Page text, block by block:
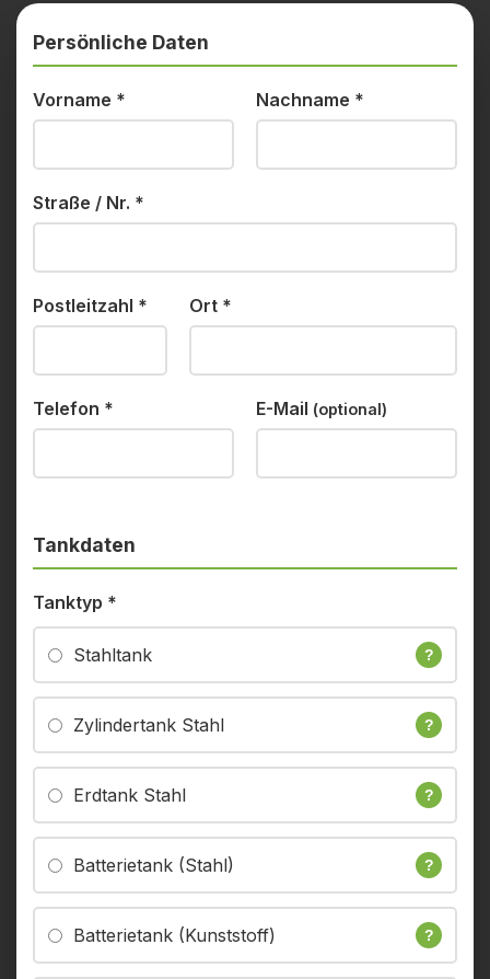
Persönliche Daten
Vorname * Nachname *
Straße / Nr. *
Postleitzahl * Ort *
Telefon * E-Mail (optional)
Tankdaten
Tanktyp *
Stahltank ?
Zylindertank Stahl ?
Erdtank Stahl ?
Batterietank (Stahl) ?
Batterietank (Kunststoff) ?